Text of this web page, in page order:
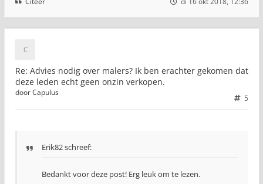
Re: Advies nodig over malers? Ik ben erachter gekomen dat
deze leden echt geen onzin verkopen.
5
doorCapulus
Erik82 schreef:
Bedankt voor deze post! Erg leuk om te lezen.